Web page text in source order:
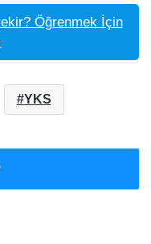
Öğrenmek İçin
YKS